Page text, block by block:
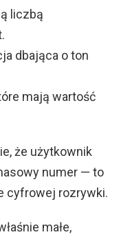
liczbą
dbająca o ton
mają wartość
że użytkownik
numer — to
cyfrowej rozrywki.
małe,